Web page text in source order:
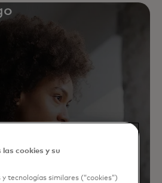
cookies y su
tecnologías similares (“cookies”)